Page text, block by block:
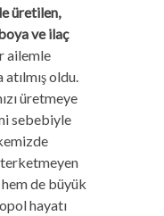
üretilen,
ve ilaç
ailemle
oldu.
üretmeye
sebebiyle
terketmeyen
de büyük
hayatı